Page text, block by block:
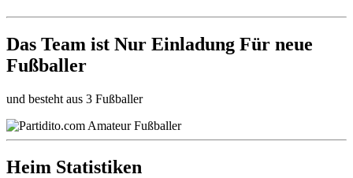
Das Team ist Nur Einladung Für neue
Fußballer
und besteht aus 3 Fußballer
Heim Statistiken